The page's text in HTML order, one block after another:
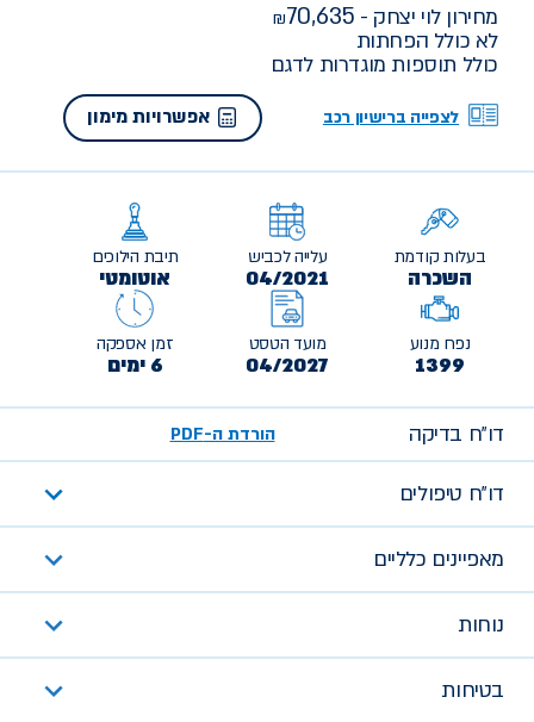
מחירון לוי יצחק - 70,635
לא כולל הפחתות
כולל תוספות מוגדרות לדגם
לצפייה ברישיון רכב אפשרויות מימון
בעלות קודמת
השכרה
עלייה לכביש
04/2021
תיבת הילוכים
אוטומטי
נפח מנוע
1399
מועד הטסט
04/2027
זמן אספקה
6 ימים
דו״ח בדיקה הורדת ה-PDF
דו״ח טיפולים
מאפיינים כלליים
נוחות
בטיחות